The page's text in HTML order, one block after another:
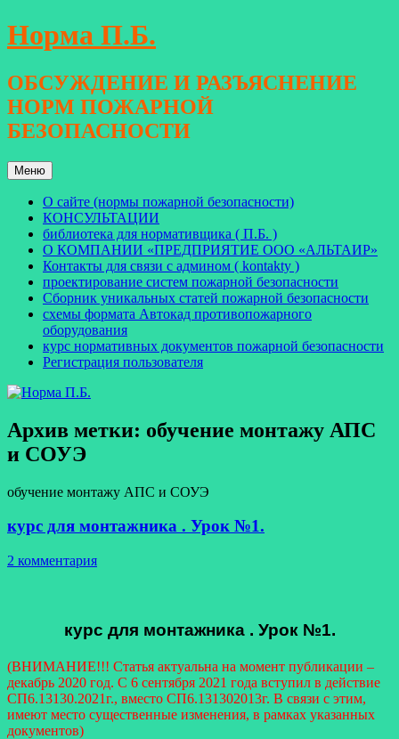
Перейти
к
Норма П.Б.
ОБСУЖДЕНИЕ И РАЗЪЯСНЕНИЕ
НОРМ ПОЖАРНОЙ
БЕЗОПАСНОСТИ
Меню
О сайте (нормы пожарной безопасности)
КОНСУЛЬТАЦИИ
библиотека для нормативщика ( П.Б. )
О КОМПАНИИ «ПРЕДПРИЯТИЕ ООО «АЛЬТАИР»
Контакты для связи с админом ( kontakty )
проектирование систем пожарной безопасности
Сборник уникальных статей пожарной безопасности
схемы формата Автокад противопожарного
оборудования
курс нормативных документов пожарной безопасности
Регистрация пользователя
Архив метки: обучение монтажу АПС
и СОУЭ
обучение монтажу АПС и СОУЭ
курс для монтажника . Урок №1.
2 комментария
курс для монтажника . Урок №1.
(ВНИМАНИЕ!!! Статья актуальна на момент публикации –
декабрь 2020 год. С 6 сентября 2021 года вступил в действие
СП6.13130.2021г., вместо СП6.131302013г. В связи с этим,
имеют место существенные изменения, в рамках указанных
документов)